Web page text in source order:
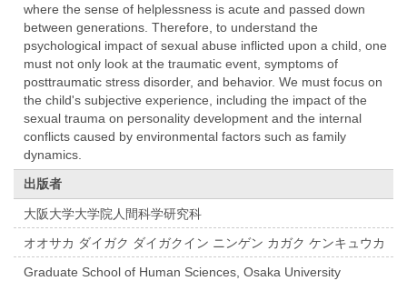
where the sense of helplessness is acute and passed down
between generations. Therefore, to understand the
psychological impact of sexual abuse inflicted upon a child, one
must not only look at the traumatic event, symptoms of
posttraumatic stress disorder, and behavior. We must focus on
the child's subjective experience, including the impact of the
sexual trauma on personality development and the internal
conflicts caused by environmental factors such as family
dynamics.
出版者
大阪大学大学院人間科学研究科
オオサカ ダイガク ダイガクイン ニンゲン カガク ケンキュウカ
Graduate School of Human Sciences, Osaka University